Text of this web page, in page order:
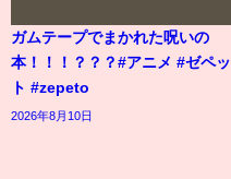
ガムテープでまかれた呪いの
本！！！？？？#アニメ #ゼペッ
ト #zepeto
2026年8月10日